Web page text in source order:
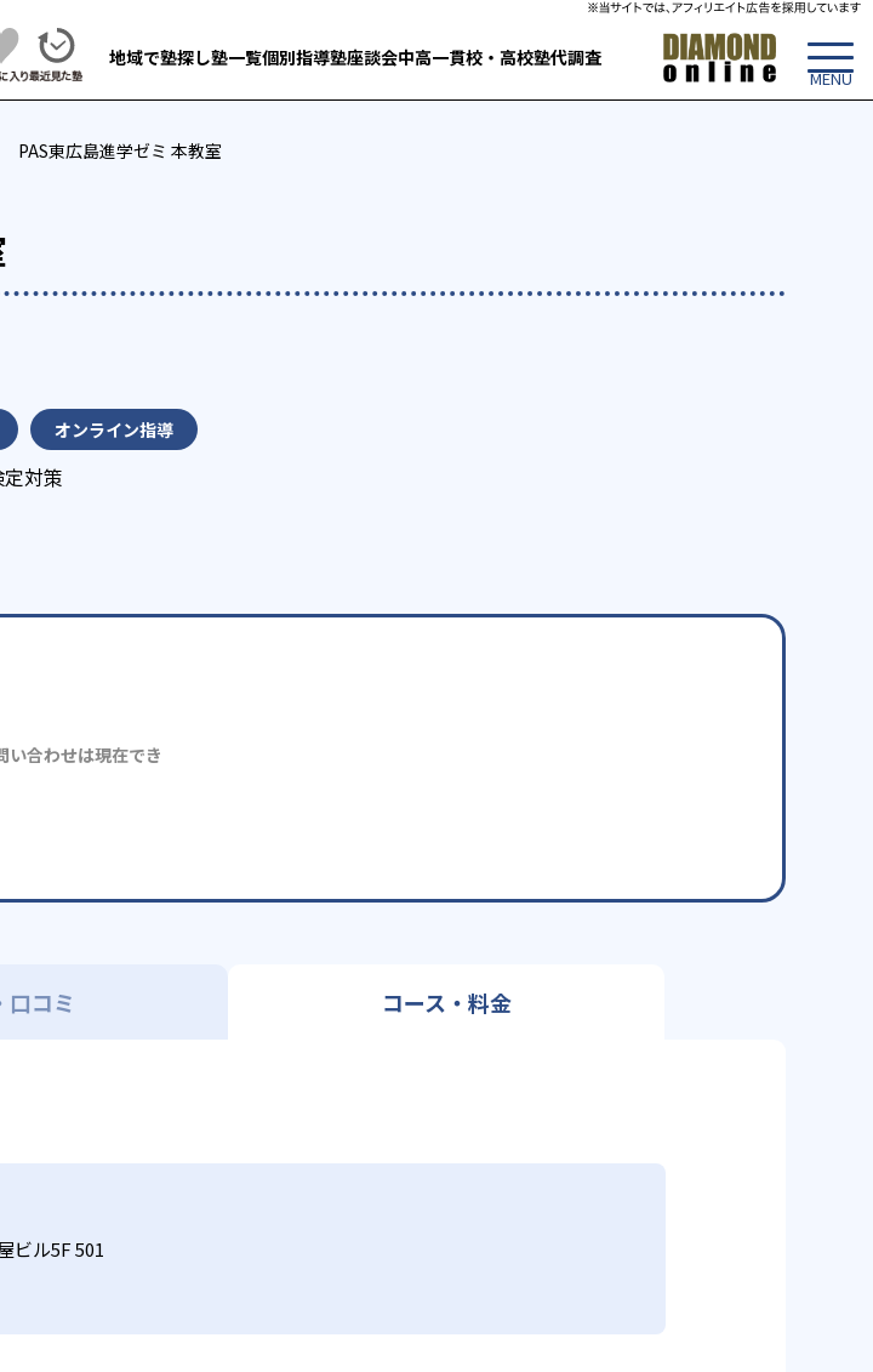
地域で塾探し塾一覧個別指導塾座談会中高一貫校・高校塾代調査
PAS東広島進学ゼミ 本教室
オンライン指導
対策
い合わせは現在でき
口コミ コース・料金
ビル5F 501